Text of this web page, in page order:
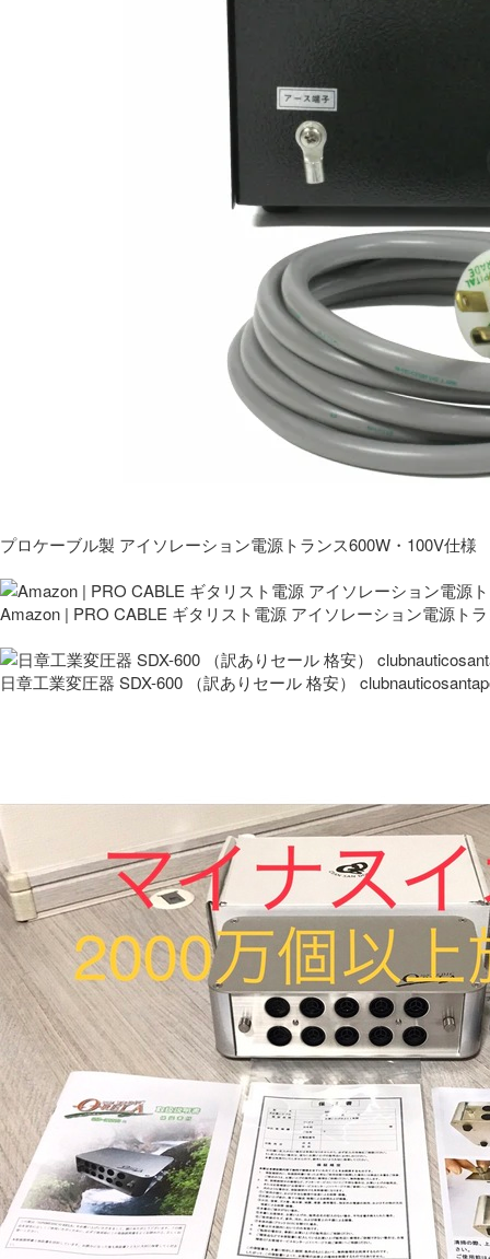
プロケーブル製 アイソレーション電源トランス600W・100V仕様
Amazon | PRO CABLE ギタリスト電源 アイソレーション電源ト
日章工業変圧器 SDX-600 （訳ありセール 格安）